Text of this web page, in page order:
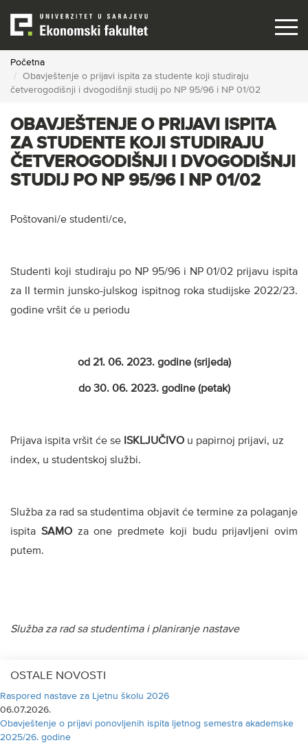
main
content
Početna
Obavještenje o prijavi ispita za studente koji studiraju
četverogodišnji i dvogodišnji studij po NP 95/96 i NP 01/02
OBAVJEŠTENJE O PRIJAVI ISPITA
ZA STUDENTE KOJI STUDIRAJU
ČETVEROGODIŠNJI I DVOGODIŠNJI
STUDIJ PO NP 95/96 I NP 01/02
Poštovani/e studenti/ce,
Studenti koji studiraju po NP 95/96 i NP 01/02 prijavu ispita
za II termin junsko-julskog ispitnog roka studijske 2022/23.
godine vršit će u periodu
od 21. 06. 2023. godine (srijeda)
do 30. 06. 2023. godine (petak)
Prijava ispita vršit će se ISKLJUČIVO u papirnoj prijavi, uz
index, u studentskoj službi.
Služba za rad sa studentima objavit će termine za polaganje
ispita SAMOza one predmete koji budu prijavljeni ovim
putem.
Služba za rad sa studentima i planiranje nastave
OSTALE NOVOSTI
Raspored nastave za Ljetnu školu 2026
06.07.2026.
Obavještenje o prijavi ponovljenih ispita ljetnog semestra akademske
2025/26. godine